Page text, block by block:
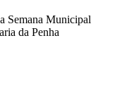
Semana Municipal
da Penha